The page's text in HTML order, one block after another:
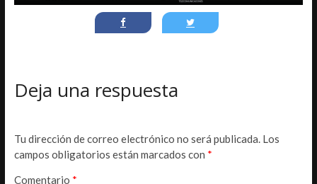
Deja una respuesta
Tu dirección de correo electrónico no será publicada. Los
campos obligatorios están marcados con *
Comentario *